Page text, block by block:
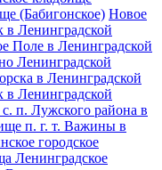
(Бабигонское) Новое
в Ленинградской
Поле в Ленинградской
Ленинградской
в Ленинградской
в Ленинградской
п. Лужского района в
п. г. т. Важины в
городское
Ленинградское